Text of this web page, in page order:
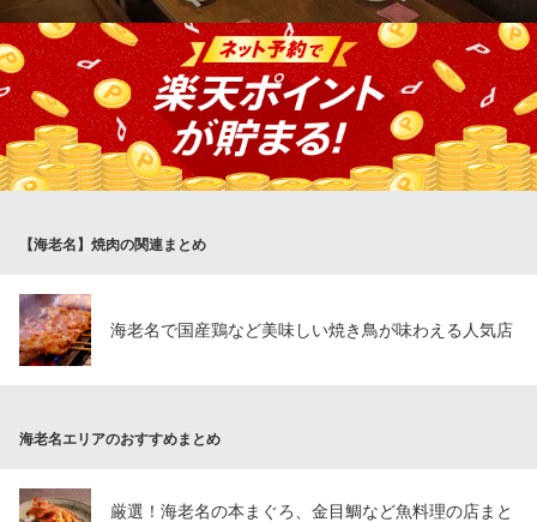
海老名駅周辺の焼肉
相鉄本線海老名駅 徒歩2分
神奈川県海老名市中央1-7-1
「「酒房 丸順」では、足元ゆったり寛げるお座敷宴会も可能で
す。5名様～10名様でご利用が可能となっております。大人数での
ご宴会に最適！是非お気軽にご利用ください。
生簀と七輪 酒房 丸順
神奈川県海老名市中央1-14-26
【海老名】焼肉の関連まとめ
海老名で国産鶏など美味しい焼き鳥が味わえる人気店
海老名エリアのおすすめまとめ
厳選！海老名の本まぐろ、金目鯛など魚料理の店まと